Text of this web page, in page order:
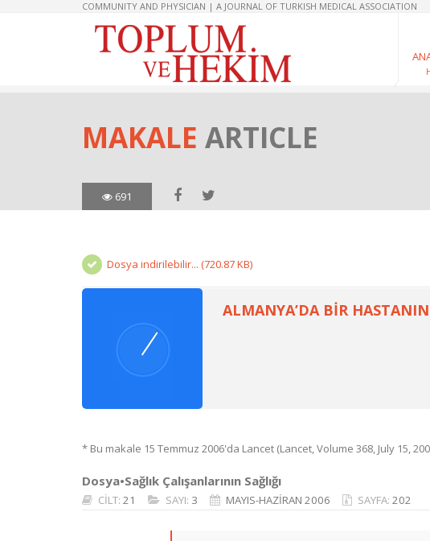
COMMUNITY AND PHYSICIAN | A JOURNAL OF TURKISH MEDICAL ASSOCIATION
MAKALE ARTICLE
691
Dosya indirilebilir... (720.87 KB)
ALMANYA’DA BİR
* Bu makale 15 Temmuz 2006'da Lancet (Lancet, Volume 368, July 15,
Dosya•Sağlık Çalışanlarının Sağlığı
CİLT: 21 SAYI: 3 MAYIS-HAZİRAN 2006 SAYFA: 202